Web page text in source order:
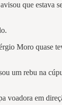
que estava
Moro quase
um rebu na
voadora em